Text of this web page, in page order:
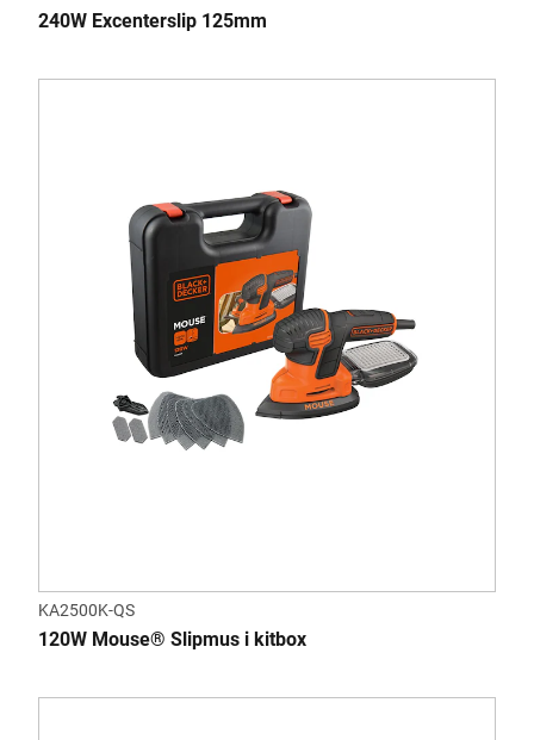
240W Excenterslip 125mm
KA2500K-QS
120W Mouse® Slipmus i kitbox